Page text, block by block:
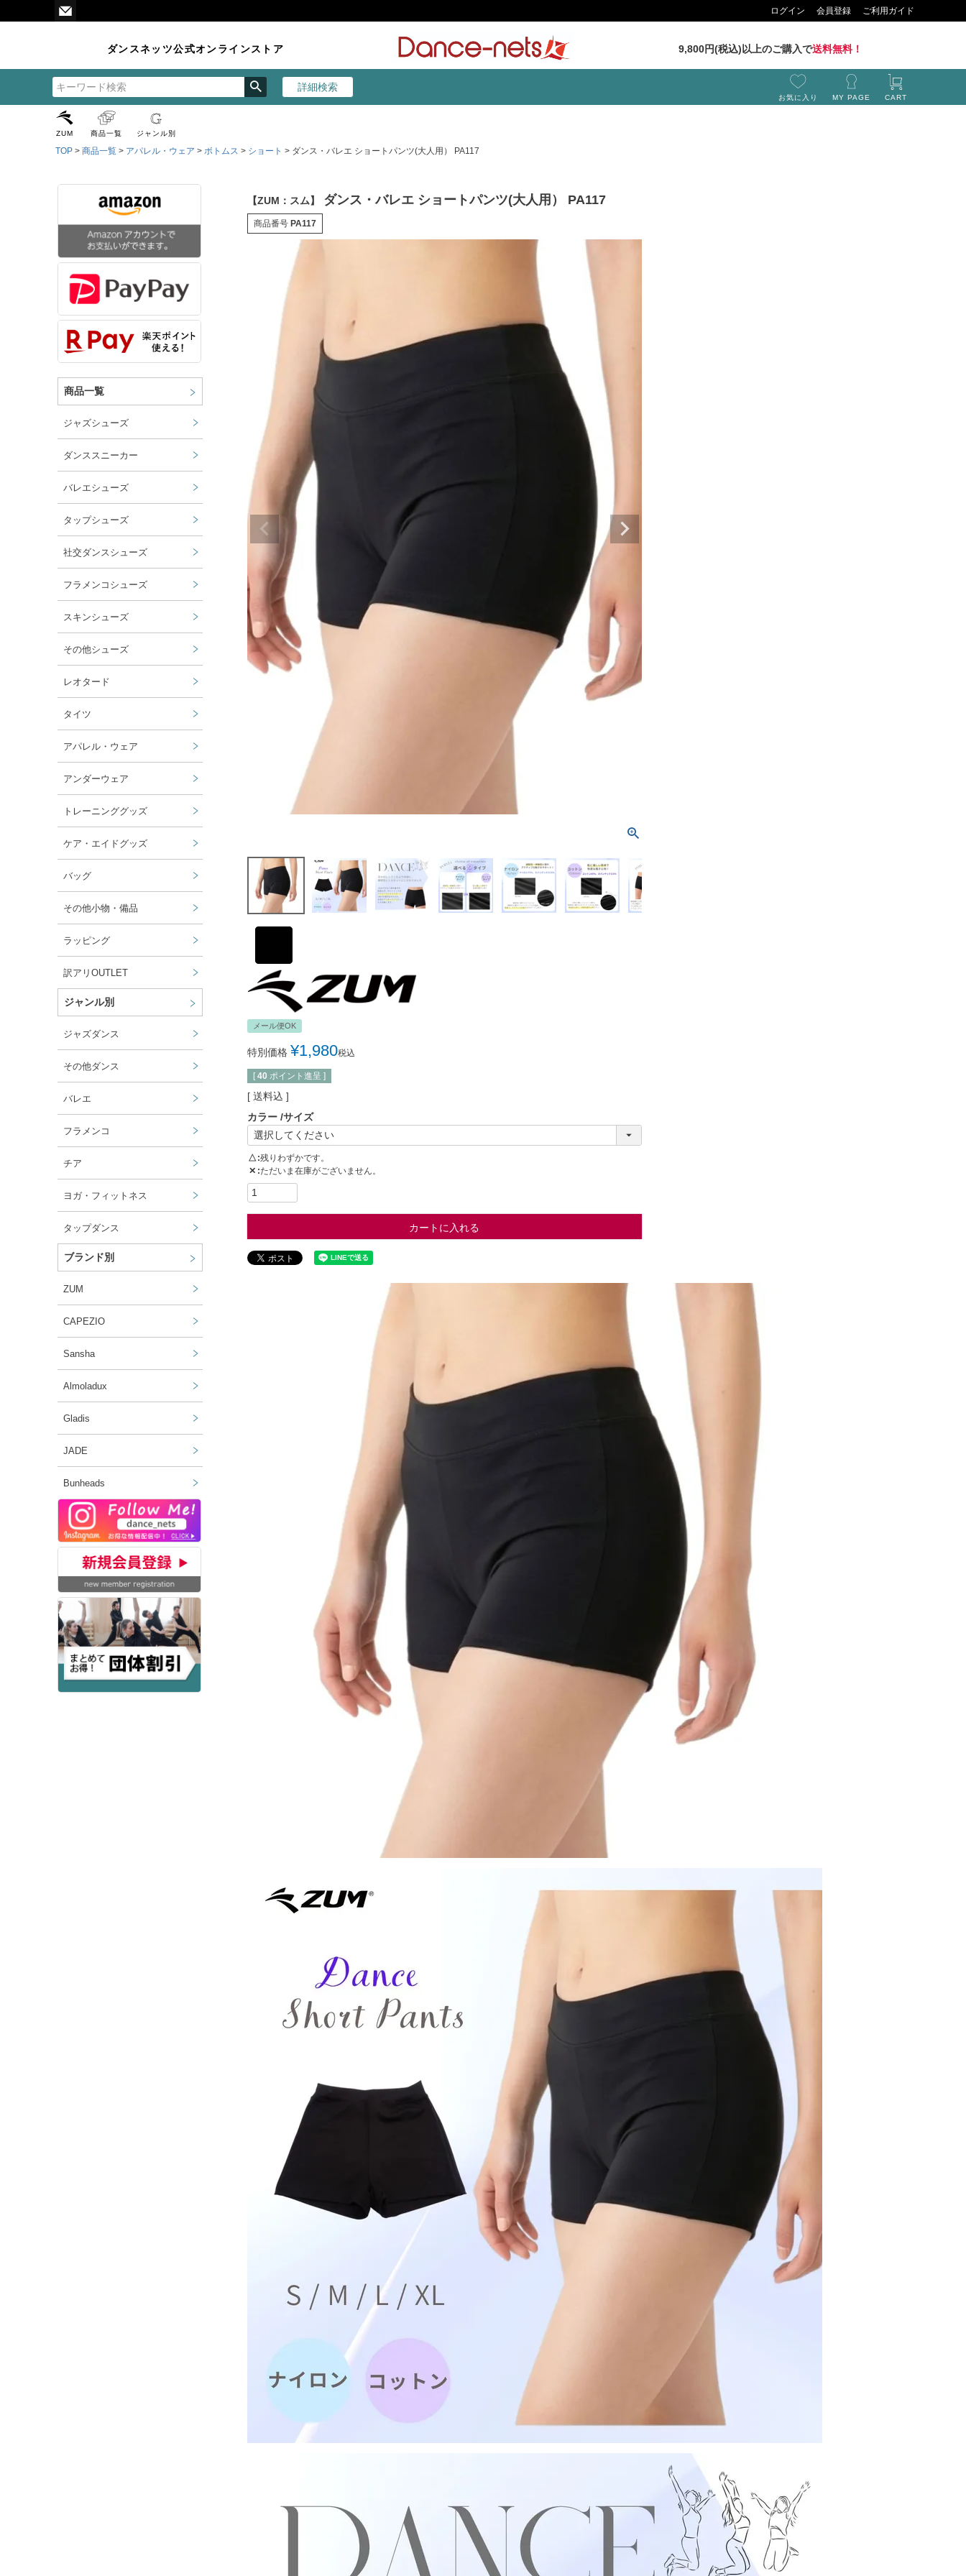
ログイン 会員登録 ご利用ガイド
ダンスネッツ公式オンラインストア 9,800円(税込)以上のご購入で送料無料！
詳細検索
検索
お気に入り MY PAGE CART
ZUM 商品一覧 ジャンル別
TOP 商品一覧 アパレル・ウェア ボトムス ショート ダンス・バレエ ショートパンツ(大人用） PA117
商品一覧
ジャズシューズ
ダンススニーカー
バレエシューズ
タップシューズ
社交ダンスシューズ
フラメンコシューズ
スキンシューズ
その他シューズ
レオタード
タイツ
アパレル・ウェア
アンダーウェア
トレーニンググッズ
ケア・エイドグッズ
バッグ
その他小物・備品
ラッピング
訳アリOUTLET
ジャンル別
ジャズダンス
その他ダンス
バレエ
フラメンコ
チア
ヨガ・フィットネス
タップダンス
ブランド別
ZUM
CAPEZIO
Sansha
Almoladux
Gladis
JADE
Bunheads
【ZUM：スム】 ダンス・バレエ ショートパンツ(大人用） PA117
商品番号 PA117
メール便OK
特別価格 ¥1,980税込
[ 40 ポイント進呈 ]
送料込
カラー サイズ
△ 残りわずかです。
✕ ただいま在庫がございません。
カートに入れる